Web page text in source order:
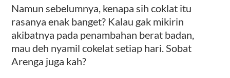
Namun sebelumnya, kenapa sih coklat itu
rasanya enak banget? Kalau gak mikirin
akibatnya pada penambahan berat badan,
mau deh nyamil cokelat setiap hari. Sobat
Arenga juga kah?